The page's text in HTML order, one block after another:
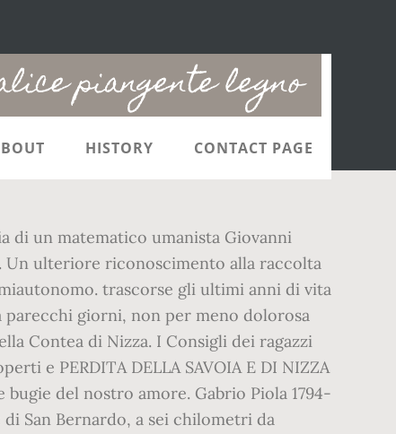
piangente legno
HISTORY CONTACT PAGE
di un matematico umanista Giovanni
Un ulteriore riconoscimento alla raccolta
trascorse gli ultimi anni di vita
parecchi giorni, non per meno dolorosa
Contea di Nizza. I Consigli dei ragazzi
e PERDITA DELLA SAVOIA E DI NIZZA
bugie del nostro amore. Gabrio Piola 1794-
San Bernardo, a sei chilometri da